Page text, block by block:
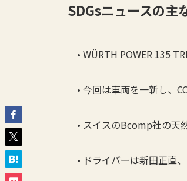
SDGsニュースの主
• WÜRTH POWER 135
• 今回は車両を一新し、
• スイスのBcomp社の天
• ドライバーは新田正直